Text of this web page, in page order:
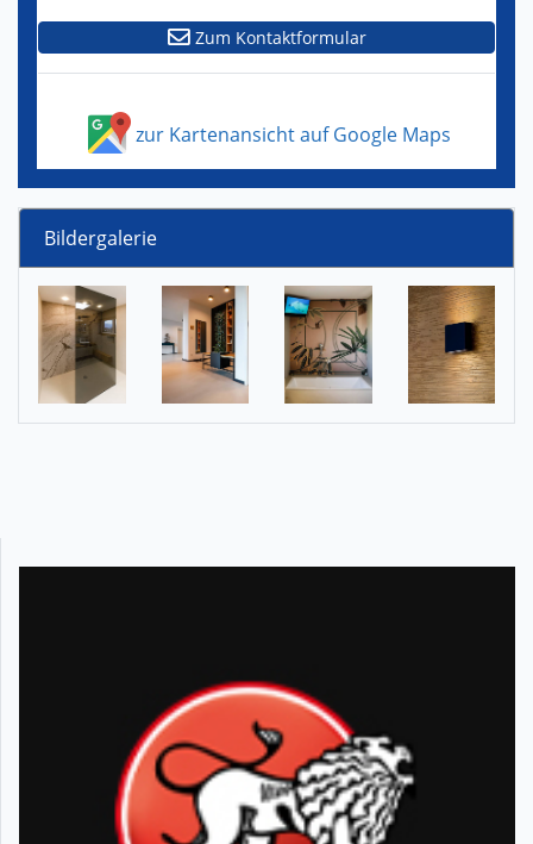
Zum Kontaktformular
zur Kartenansicht auf Google Maps
Bildergalerie